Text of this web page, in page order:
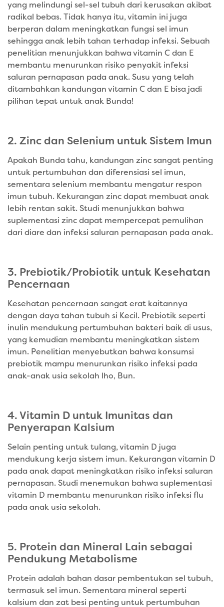
yang melindungi sel-sel tubuh dari kerusakan akibat
radikal bebas. Tidak hanya itu, vitamin ini juga
berperan dalam meningkatkan fungsi sel imun
sehingga anak lebih tahan terhadap infeksi. Sebuah
penelitian menunjukkan bahwa vitamin C dan E
membantu menurunkan risiko penyakit infeksi
saluran pernapasan pada anak. Susu yang telah
ditambahkan kandungan vitamin C dan E bisa jadi
pilihan tepat untuk anak Bunda!
2. Zinc dan Selenium untuk Sistem Imun
Apakah Bunda tahu, kandungan zinc sangat penting
untuk pertumbuhan dan diferensiasi sel imun,
sementara selenium membantu mengatur respon
imun tubuh. Kekurangan zinc dapat membuat anak
lebih rentan sakit. Studi menunjukkan bahwa
suplementasi zinc dapat mempercepat pemulihan
dari diare dan infeksi saluran pernapasan pada anak.
3. Prebiotik/Probiotik untuk Kesehatan
Pencernaan
Kesehatan pencernaan sangat erat kaitannya
dengan daya tahan tubuh si Kecil. Prebiotik seperti
inulin mendukung pertumbuhan bakteri baik di usus,
yang kemudian membantu meningkatkan sistem
imun. Penelitian menyebutkan bahwa konsumsi
prebiotik mampu menurunkan risiko infeksi pada
anak-anak usia sekolah lho, Bun.
4. Vitamin D untuk Imunitas dan
Penyerapan Kalsium
Selain penting untuk tulang, vitamin D juga
mendukung kerja sistem imun. Kekurangan vitamin D
pada anak dapat meningkatkan risiko infeksi saluran
pernapasan. Studi menemukan bahwa suplementasi
vitamin D membantu menurunkan risiko infeksi flu
pada anak usia sekolah.
5. Protein dan Mineral Lain sebagai
Pendukung Metabolisme
Protein adalah bahan dasar pembentukan sel tubuh,
termasuk sel imun. Sementara mineral seperti
kalsium dan zat besi penting untuk pertumbuhan